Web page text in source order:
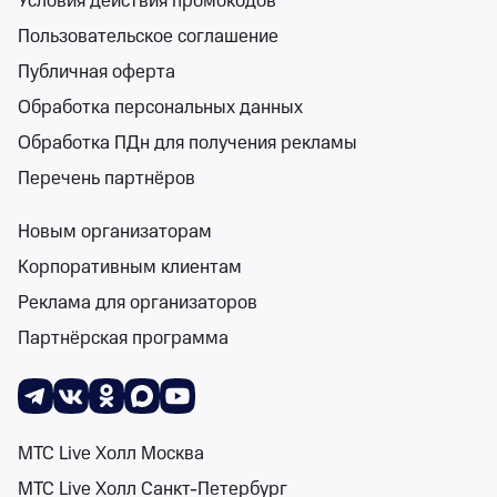
СпектаклиКонцертыДетямКлассикаПодарочная карта
Мюзиклы в Республике Хакасия
1 событие
События на карте
Сортировка
Пользовательское соглашение
Публичная оферта
Обработка персональных данных
Обработка ПДн для получения рекламы
Перечень партнёров
Новым организаторам
Корпоративным клиентам
Реклама для организаторов
Партнёрская программа
МТС Live Холл Москва
МТС Live Холл Санкт-Петербург